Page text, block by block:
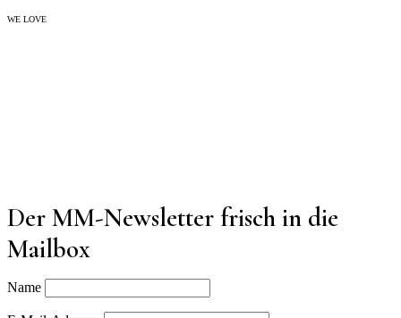
WE LOVE
Der MM-Newsletter frisch in die
Mailbox
Name